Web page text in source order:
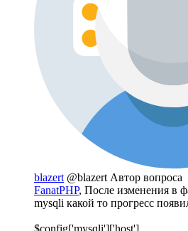
blazert @blazert Автор вопроса
FanatPHP, После изменения в
mysqli какой то прогресс
$config['mysqli']['host'],